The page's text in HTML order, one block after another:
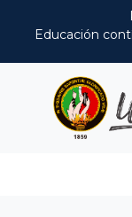
Educación